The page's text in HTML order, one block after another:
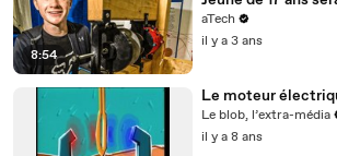
8:54
aTech
il y a 3 ans
Le moteur
Le blob, l’extra-média
il y a 8 ans